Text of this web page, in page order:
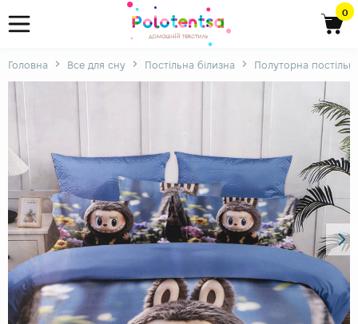
0
Головна Все для сну Постільна білизна Полуторна